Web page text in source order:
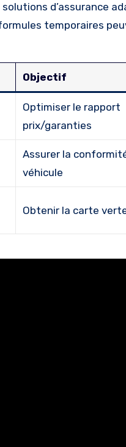
d’assurance
temporaires
Objectif
Optimiser le rapport
prix/garanties
Assurer la
véhicule
Obtenir la carte